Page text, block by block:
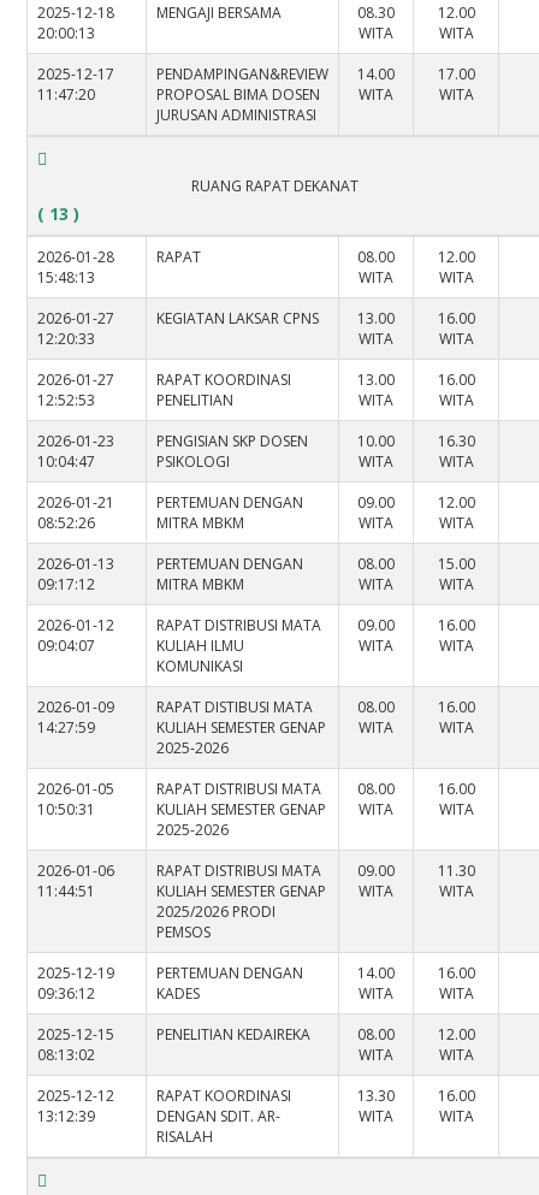
2025-12-18
20:00:13
MENGAJI BERSAMA
08.30
WITA
12.00
WITA
2025-12-17
11:47:20
PENDAMPINGAN&REVIEW
PROPOSAL BIMA DOSEN
JURUSAN ADMINISTRASI
14.00
WITA
17.00
WITA
RUANG RAPAT DEKANAT
( 13 )
2026-01-28
15:48:13
RAPAT
08.00
WITA
12.00
WITA
2026-01-27
12:20:33
KEGIATAN LAKSAR CPNS
13.00
WITA
16.00
WITA
2026-01-27
12:52:53
RAPAT KOORDINASI
PENELITIAN
13.00
WITA
16.00
WITA
2026-01-23
10:04:47
PENGISIAN SKP DOSEN
PSIKOLOGI
10.00
WITA
16.30
WITA
2026-01-21
08:52:26
PERTEMUAN DENGAN
MITRA MBKM
09.00
WITA
12.00
WITA
2026-01-13
09:17:12
PERTEMUAN DENGAN
MITRA MBKM
08.00
WITA
15.00
WITA
2026-01-12
09:04:07
RAPAT DISTRIBUSI MATA
KULIAH ILMU
KOMUNIKASI
09.00
WITA
16.00
WITA
2026-01-09
14:27:59
RAPAT DISTIBUSI MATA
KULIAH SEMESTER GENAP
2025-2026
08.00
WITA
16.00
WITA
2026-01-05
10:50:31
RAPAT DISTRIBUSI MATA
KULIAH SEMESTER GENAP
2025-2026
08.00
WITA
16.00
WITA
2026-01-06
11:44:51
RAPAT DISTRIBUSI MATA
KULIAH SEMESTER GENAP
2025/2026 PRODI
PEMSOS
09.00
WITA
11.30
WITA
2025-12-19
09:36:12
PERTEMUAN DENGAN
KADES
14.00
WITA
16.00
WITA
2025-12-15
08:13:02
PENELITIAN KEDAIREKA
08.00
WITA
12.00
WITA
2025-12-12
13:12:39
RAPAT KOORDINASI
DENGAN SDIT. AR-
RISALAH
13.30
WITA
16.00
WITA